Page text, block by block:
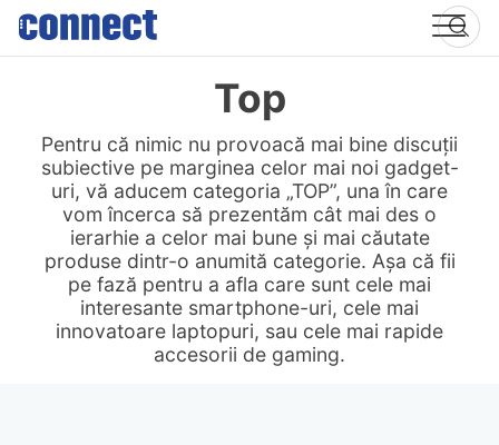
Skip
content
Top
Pentru că nimic nu provoacă mai bine discuții
subiective pe marginea celor mai noi gadget-
uri, vă aducem categoria „TOP”, una în care
vom încerca să prezentăm cât mai des o
ierarhie a celor mai bune și mai căutate
produse dintr-o anumită categorie. Așa că fii
pe fază pentru a afla care sunt cele mai
interesante smartphone-uri, cele mai
innovatoare laptopuri, sau cele mai rapide
accesorii de gaming.